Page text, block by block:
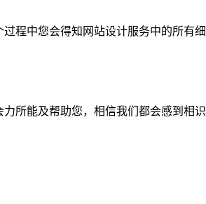
程中您会得知网站设计服务中的所有
所能及帮助您，相信我们都会感到相